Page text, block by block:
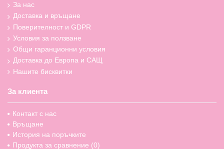
За нас
Доставка и връщане
Поверителност и GDPR
Условия за ползване
Общи гаранционни условия
Доставка до Европа и САЩ
Нашите бисквитки
За клиента
Контакт с нас
Връщане
История на поръчките
Продукта за сравнение (0)